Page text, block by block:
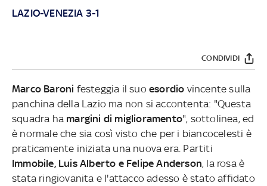
LAZIO-VENEZIA 3-1
CONDIVIDI
Marco Baroni festeggia il suoesordio vincente sulla
panchina della Lazio ma non si accontenta: "Questa
squadra ha margini di miglioramento", sottolinea, ed
è normale che sia così visto che per i biancocelesti è
praticamente iniziata una nuova era. Partiti
Immobile, Luis Alberto e Felipe Anderson, la rosa è
stata ringiovanita e l'attacco adesso è stato affidato